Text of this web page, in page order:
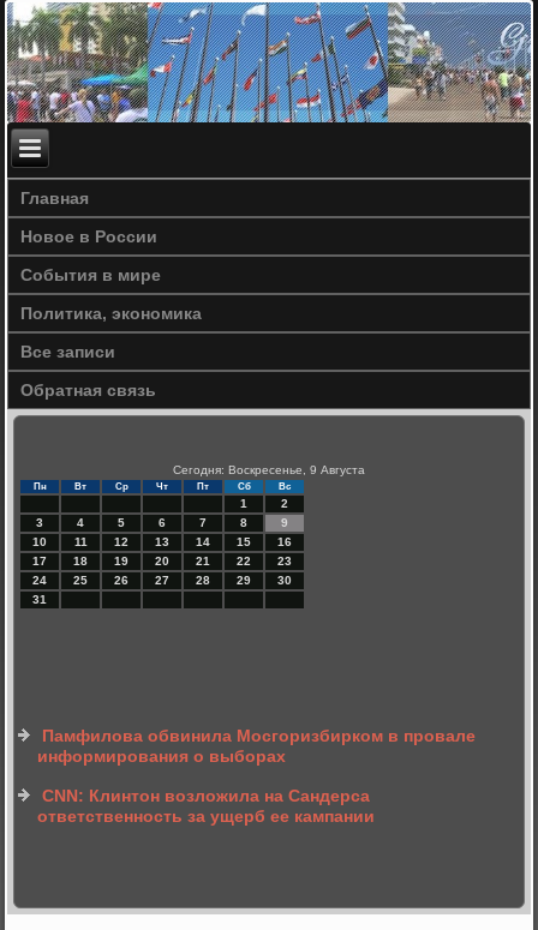
Главная
Новое в России
События в мире
Политика, экономика
Все записи
Обратная связь
Сегодня: Воскресенье, 9 Августа
Пн Вт Ср Чт Пт Сб Вс
1
2
3
4 5 6 7 8
9
10
11 12 13 14 15
16
17
18 19 20 21 22
23
24
25 26 27 28 29
30
31
Памфилова обвинила Мосгоризбирком в провале
информирования о выборах
CNN: Клинтон возложила на Сандерса
ответственность за ущерб ее кампании